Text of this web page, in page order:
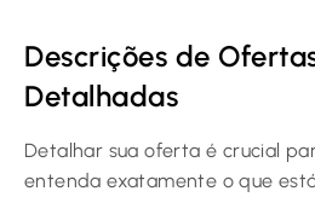
Descrições de
Detalhadas
Detalhar sua oferta é crucial
entenda exatamente o que